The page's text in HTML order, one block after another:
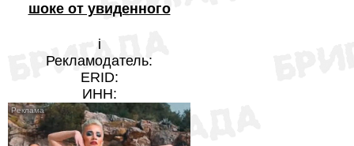
шоке от увиденного
i
Рекламодатель:
ERID:
ИНН: